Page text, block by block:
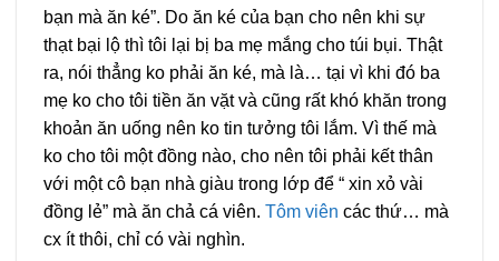
bạn mà ăn ké”. Do ăn ké của bạn cho nên khi sự
thạt bại lộ thì tôi lại bị ba mẹ mắng cho túi bụi. Thật
ra, nói thẳng ko phải ăn ké, mà là… tại vì khi đó ba
mẹ ko cho tôi tiền ăn vặt và cũng rất khó khăn trong
khoản ăn uống nên ko tin tưởng tôi lắm. Vì thế mà
ko cho tôi một đồng nào, cho nên tôi phải kết thân
với một cô bạn nhà giàu trong lớp để “ xin xỏ vài
đồng lẻ” mà ăn chả cá viên. Tôm viên các thứ… mà
cx ít thôi, chỉ có vài nghìn.